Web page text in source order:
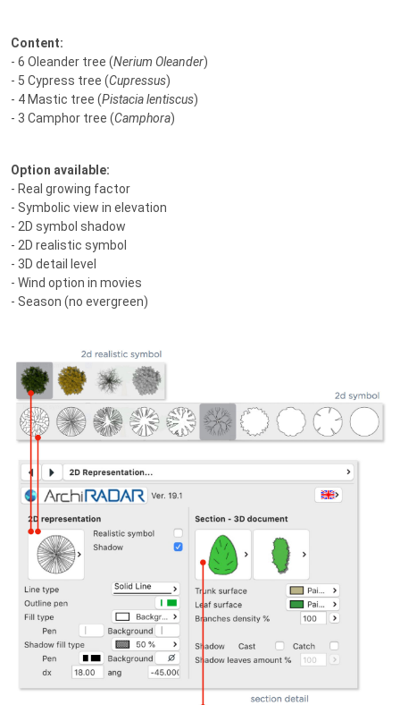
Content:
- 6 Oleander tree (Nerium Oleander)
- 5 Cypress tree (Cupressus)
- 4 Mastic tree (Pistacia lentiscus)
- 3 Camphor tree (Camphora)
Option available:
- Real growing factor
- Symbolic view in elevation
- 2D symbol shadow
- 2D realistic symbol
- 3D detail level
- Wind option in movies
- Season (no evergreen)